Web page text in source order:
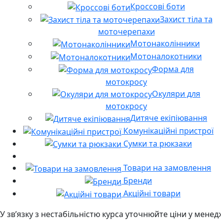
Кроссові боти
Захист тіла та
моточерепахи
Мотонаколінники
Мотоналокотники
Форма для
мотокросу
Окуляри для
мотокросу
Дитяче екіпіювання
Комунікаційні пристрої
Сумки та рюкзаки
Товари на замовлення
Бренди
Акційні товари
У звʼязку з нестабільністю курса уточнюйте ціни у